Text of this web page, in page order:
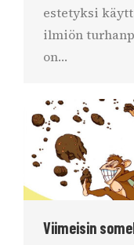
estetyksi
ilmiön
on…
Viimeisin